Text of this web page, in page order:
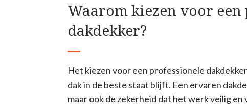
Waarom kiezen voor een
dakdekker?
Het kiezen voor een professionele
dak in de beste staat blijft. Een ervaren
maar ook de zekerheid dat het werk veilig